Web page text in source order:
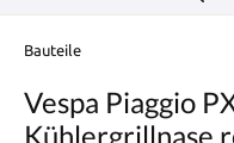
Bauteile
Vespa Piaggio
Kühlergrillnase